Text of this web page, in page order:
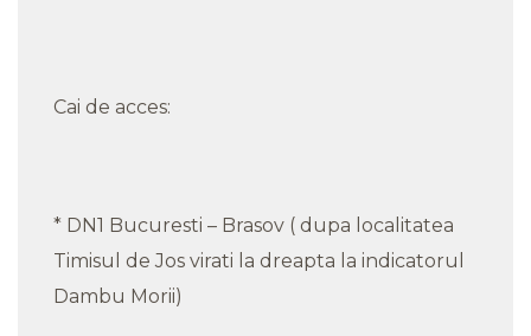
Cai de acces:
* DN1 Bucuresti – Brasov ( dupa localitatea
Timisul de Jos virati la dreapta la indicatorul
Dambu Morii)